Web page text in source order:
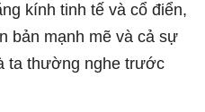
kính tinh tế và cổ điển,
bản mạnh mẽ và cả sự
ta thường nghe trước